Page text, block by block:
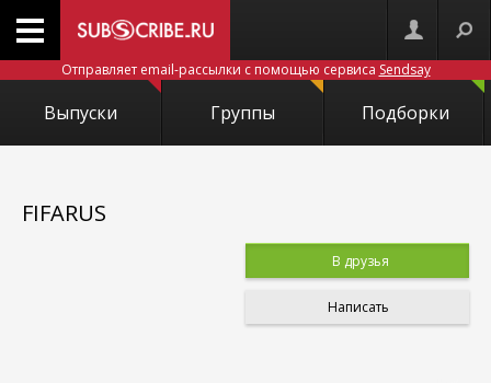
Отправляет email-рассылки с помощью сервиса Sendsay
Выпуски Группы Подборки
FIFARUS
В друзья
Написать